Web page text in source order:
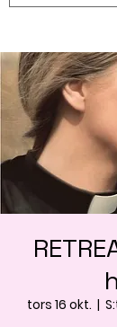
tors 16 okt.
  |